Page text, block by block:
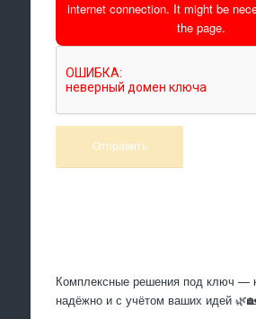
internet connection. It might be
the page.
Комплексные решения под ключ —
надёжно и с учётом ваших идей